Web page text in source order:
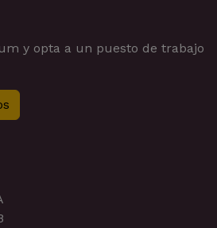
y opta a un puesto de trabajo